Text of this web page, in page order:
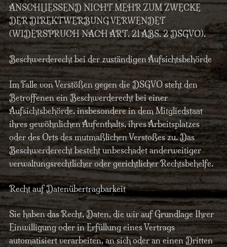
ANSCHLIESSEND NICHT MEHR ZUM ZWECKE
DER DIREKTWERBUNG VERWENDET
(WIDERSPRUCH NACH ART. 21 ABS. 2 DSGVO).
Beschwerderecht bei der zuständigen Aufsichtsbehörde
Im Falle von Verstößen gegen die DSGVO steht den
Betroffenen ein Beschwerderecht bei einer
Aufsichtsbehörde, insbesondere in dem Mitgliedstaat
ihres gewöhnlichen Aufenthalts, ihres Arbeitsplatzes
oder des Orts des mutmaßlichen Verstoßes zu. Das
Beschwerderecht besteht unbeschadet anderweitiger
verwaltungsrechtlicher oder gerichtlicher Rechtsbehelfe.
Recht auf Datenübertragbarkeit
Sie haben das Recht, Daten, die wir auf Grundlage Ihrer
Einwilligung oder in Erfüllung eines Vertrags
automatisiert verarbeiten, an sich oder an einen Dritten